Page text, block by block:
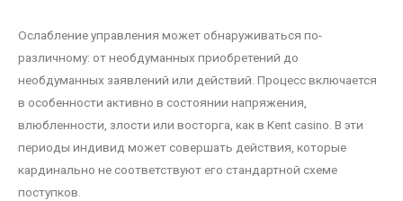
Ослабление управления может обнаруживаться по-
различному: от необдуманных приобретений до
необдуманных заявлений или действий. Процесс включается
в особенности активно в состоянии напряжения,
влюбленности, злости или восторга, как в Kent casino. В эти
периоды индивид может совершать действия, которые
кардинально не соответствуют его стандартной схеме
поступков.